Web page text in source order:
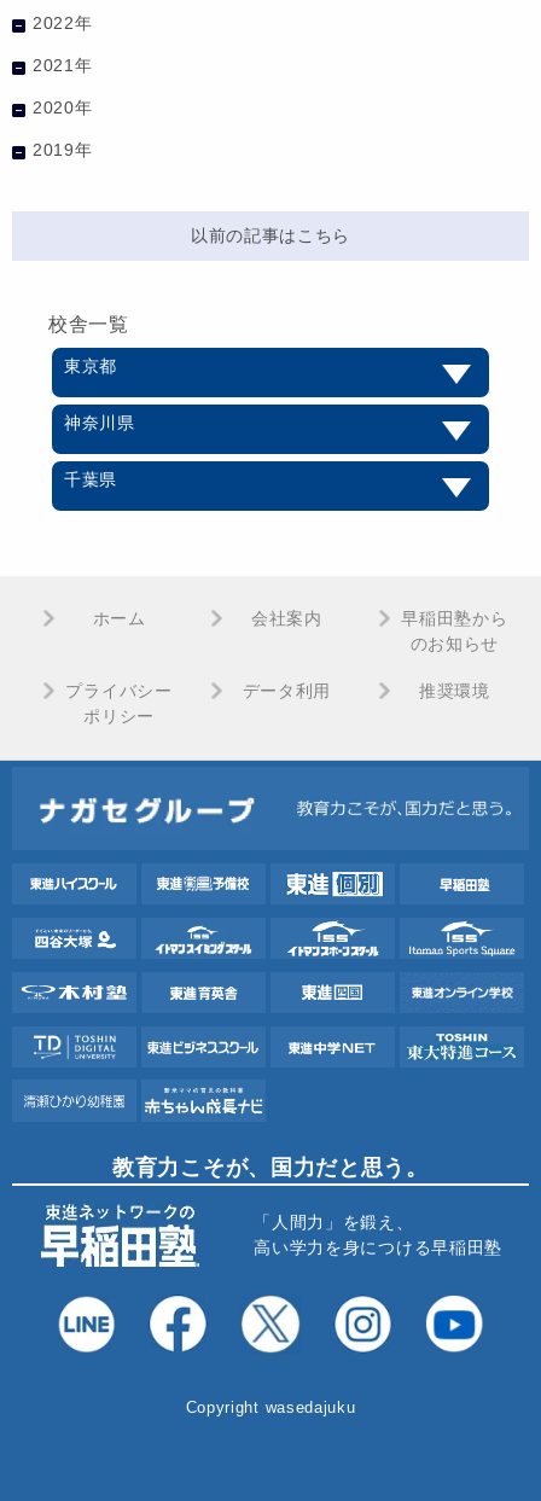
2022年
2021年
2020年
2019年
以前の記事はこちら
校舎一覧
東京都
神奈川県
千葉県
ホーム 会社案内
早稲田塾から
のお知らせ
プライバシー
ポリシー
データ利用 推奨環境
教育力こそが、国力だと思う。
「人間力」を鍛え、
高い学力を身につける早稲田塾
Copyright wasedajuku